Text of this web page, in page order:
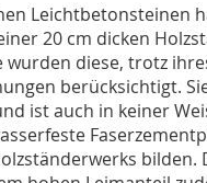
Leichtbetonsteinen
20 cm dicken
diese, trotz
berücksichtigt.
ist auch in keiner
bilden.